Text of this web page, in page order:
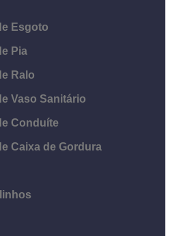
Esgoto
Pia
Ralo
Vaso Sanitário
Conduíte
Caixa de Gordura